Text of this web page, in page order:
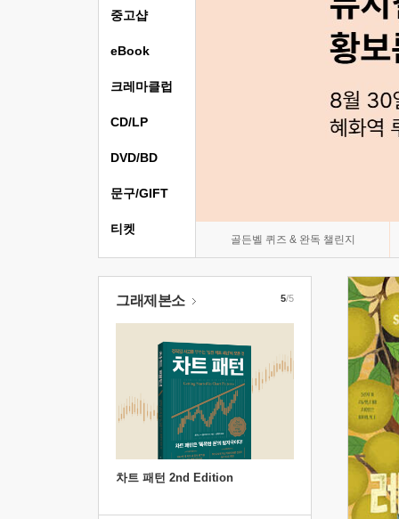
골든벨 퀴즈 & 완독 챌린지
중고샵
eBook
크레마클럽
CD/LP
DVD/BD
문구/GIFT
티켓
그래제본소
차트 패턴 2nd Edition
5/5